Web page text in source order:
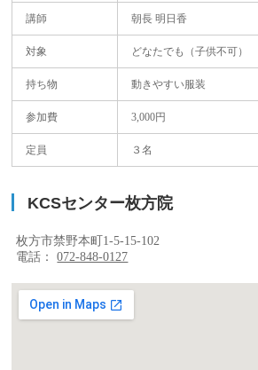
講師 朝長 明日香
対象 どなたでも（子供不可）
持ち物 動きやすい服装
参加費 3,000円
定員 ３名
KCSセンター枚方院
枚方市禁野本町1-5-15-102
電話：072-848-0127